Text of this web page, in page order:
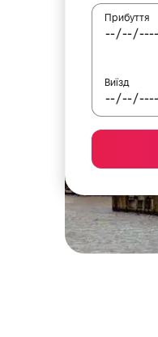
Прибуття
Виїзд